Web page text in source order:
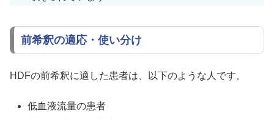
前希釈の適応・使い分け
HDFの前希釈に適した患者は、以下のような人です。
低血液流量の患者